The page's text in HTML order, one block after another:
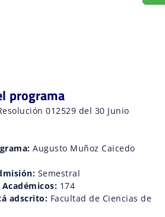
programa
012529 del 30 Junio
Augusto Muñoz Caicedo
Semestral
174
adscrito: Facultad de Ciencias de